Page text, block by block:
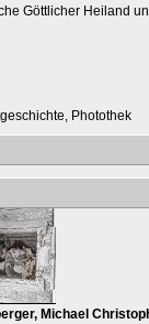
Göttlicher Heiland
Photothek
Michael